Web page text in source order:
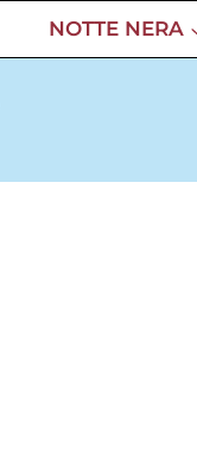
NOTTE NERA